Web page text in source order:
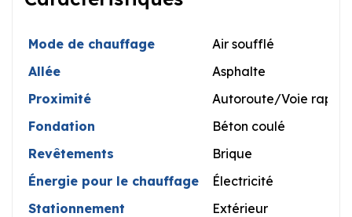
Mode de chauffage
Air soufflé
Allée
Asphalte
Proximité
Autoroute/Voie
Fondation
Béton coulé
Revêtements
Brique
Énergie pour le chauffage
Électricité
Stationnement
Extérieur